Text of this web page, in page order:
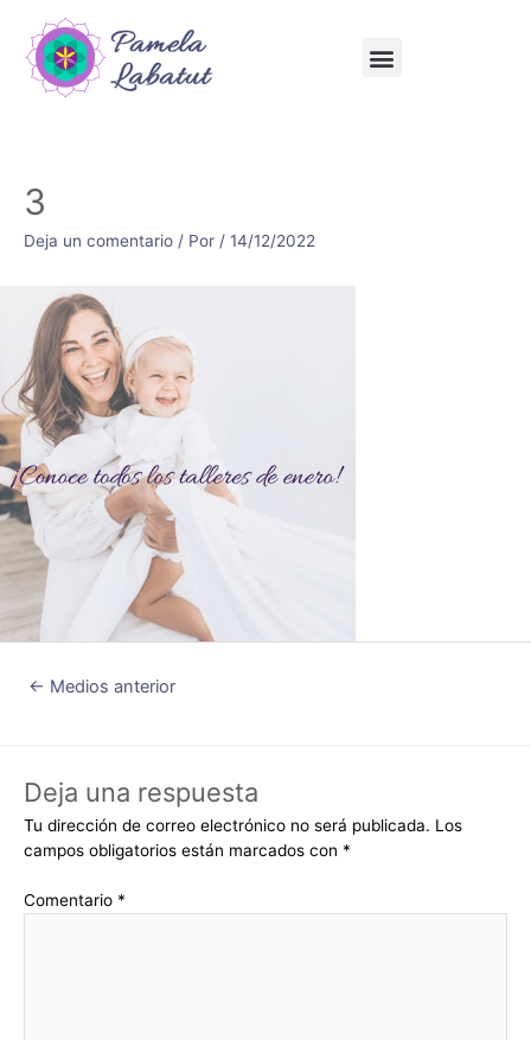
3
Deja un comentario / Por / 14/12/2022
← Medios anterior
Deja una respuesta
Tu dirección de correo electrónico no será publicada. Los
campos obligatorios están marcados con *
Comentario *